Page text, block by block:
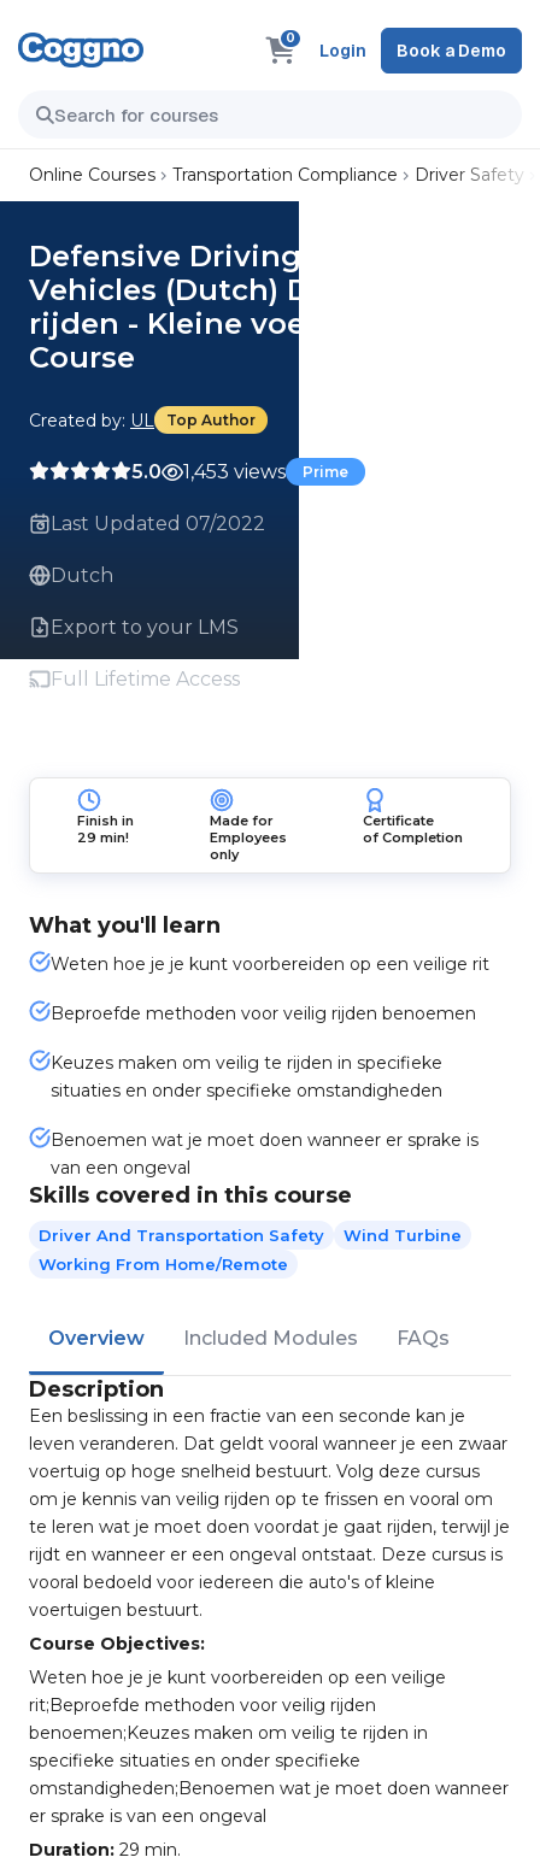
0
Login Book a Demo
Online Courses Transportation Compliance Driver Safety
Defensive Driving - Small
Vehicles (Dutch) Defensief
rijden - Kleine voertuigen
Course
Created by: UL Top Author
5.0 1,453 views Prime
Last Updated 07/2022
Dutch
Export to your LMS
Full Lifetime Access
Finish in
29 min!
Made for
Employees
only
Certificate
of Completion
What you'll learn
Weten hoe je je kunt voorbereiden op een veilige rit
Beproefde methoden voor veilig rijden benoemen
Keuzes maken om veilig te rijden in specifieke
situaties en onder specifieke omstandigheden
Benoemen wat je moet doen wanneer er sprake is
van een ongeval
Skills covered in this course
Driver And Transportation Safety
Wind Turbine
Working From Home/Remote
Overview Included Modules FAQs
Description
Een beslissing in een fractie van een seconde kan je
leven veranderen. Dat geldt vooral wanneer je een zwaar
voertuig op hoge snelheid bestuurt. Volg deze cursus
om je kennis van veilig rijden op te frissen en vooral om
te leren wat je moet doen voordat je gaat rijden, terwijl je
rijdt en wanneer er een ongeval ontstaat. Deze cursus is
vooral bedoeld voor iedereen die auto's of kleine
voertuigen bestuurt.
Course Objectives:
Weten hoe je je kunt voorbereiden op een veilige
rit;Beproefde methoden voor veilig rijden
benoemen;Keuzes maken om veilig te rijden in
specifieke situaties en onder specifieke
omstandigheden;Benoemen wat je moet doen wanneer
er sprake is van een ongeval
Duration: 29 min.